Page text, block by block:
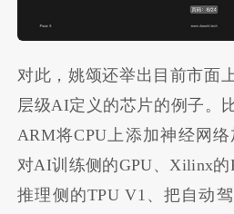
对此，姚颂还举出目前市面
层级AI定义的芯片的例子。
ARM将CPU上添加神经网
对AI训练侧的GPU、Xilinx的
推理侧的TPU V1、把自动